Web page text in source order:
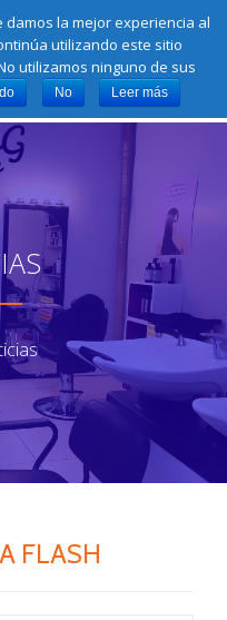
fa-
facebook
fa-
instagram
fa-
google-
plus-
square
fa-
pinterest
fa-
FLASH
la mejor experiencia al
utilizando este sitio
utilizamos ninguno de sus
No Leer más